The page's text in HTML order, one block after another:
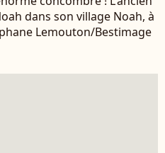
dans son village Noah, à
Lemouton/Bestimage